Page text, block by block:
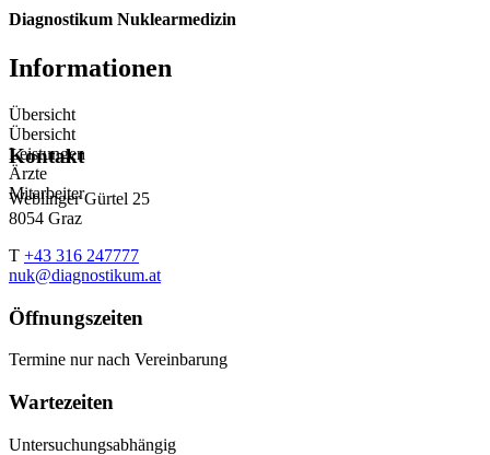
Diagnostikum Nuklearmedizin
Informationen
Übersicht
Übersicht
Leistungen
Ärzte
Mitarbeiter
Kontakt
Weblinger Gürtel 25
8054 Graz
T +43 316 247777
nuk@diagnostikum.at
Öffnungszeiten
Termine nur nach Vereinbarung
Wartezeiten
Untersuchungsabhängig